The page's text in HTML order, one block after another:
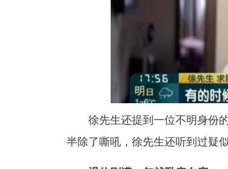
徐先生还提到一位不明身份
半除了嘶吼， 徐先生还听到过疑